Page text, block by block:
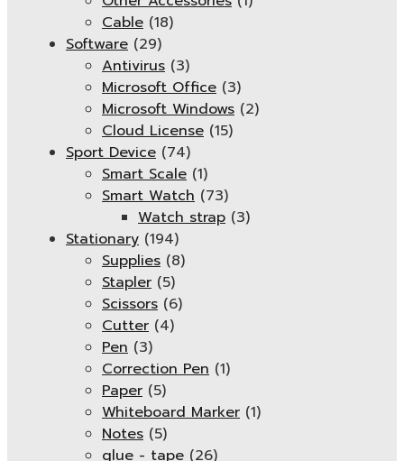
Cable (18)
Software (29)
Antivirus (3)
Microsoft Office (3)
Microsoft Windows (2)
Cloud License (15)
Sport Device (74)
Smart Scale (1)
Smart Watch (73)
Watch strap (3)
Stationary (194)
Supplies (8)
Stapler (5)
Scissors (6)
Cutter (4)
Pen (3)
Correction Pen (1)
Paper (5)
Whiteboard Marker (1)
Notes (5)
glue - tape (26)